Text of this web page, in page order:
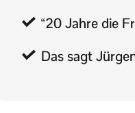
“20 Jahre die
Das sagt